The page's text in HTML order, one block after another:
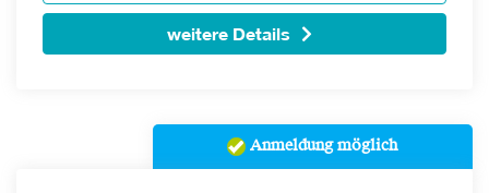
weitere Details
Anmeldung möglich